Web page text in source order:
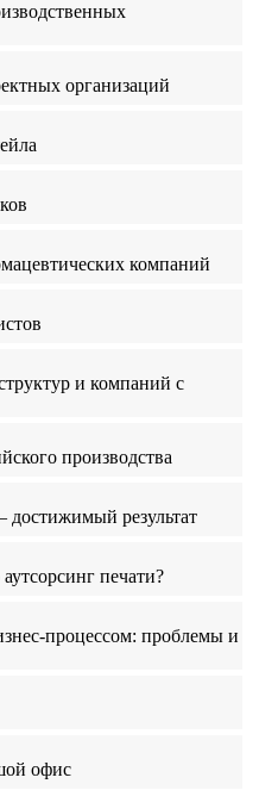
организаций
компаний
и компаний с
производства
достижимый результат
печати?
процессом: проблемы и
офис